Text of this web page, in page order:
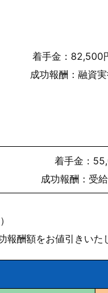
着手金：82,500
成功報酬：融資
着手金：
成功報酬：受
報酬額をお値引きいた